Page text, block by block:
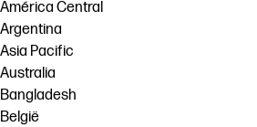
Ponte en contacto con un experto de
HP PrintOS
Síguenos
Soluciones de flujo de trabajo
Sostenibilidad
América Central
Argentina
Asia Pacific
Australia
Bangladesh
België